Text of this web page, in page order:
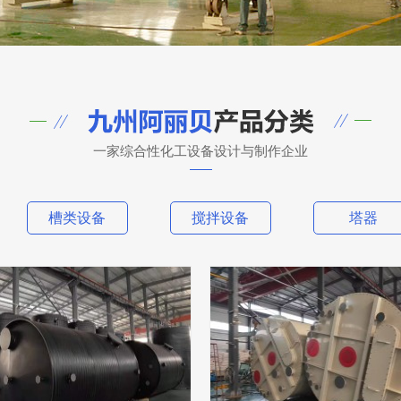
一家综合性化工设备设计与制作企业
槽类设备 搅拌设备 塔器